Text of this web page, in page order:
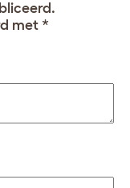
met *